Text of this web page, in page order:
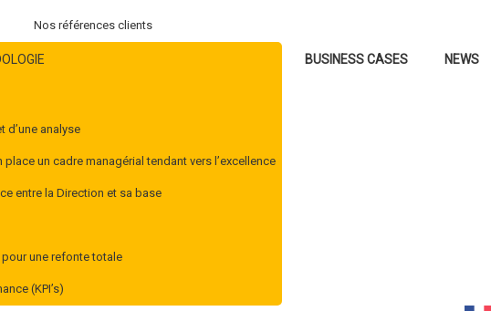
Nos références clients
d’une analyse
un cadre managérial tendant vers l’excellence
entre la Direction et sa base
une refonte totale
(KPI’s)
BUSINESS CASES NEWS